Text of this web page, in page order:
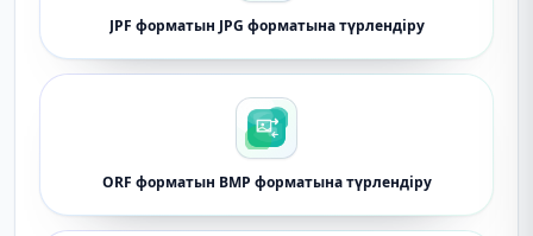
JPF форматын JPG форматына түрлендіру
ORF форматын BMP форматына түрлендіру